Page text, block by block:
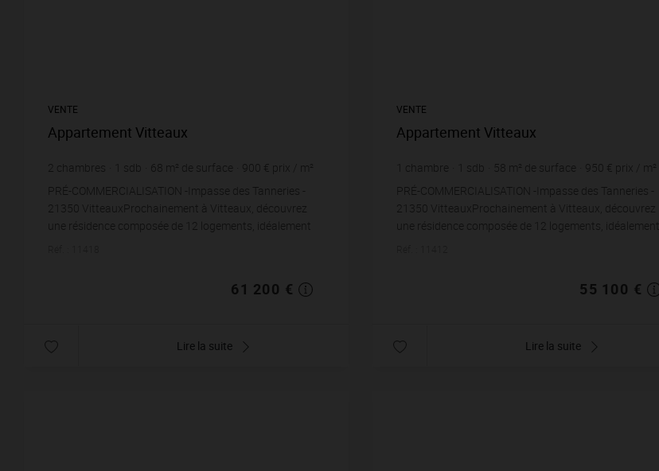
VENTE
Appartement Vitteaux
2 chambres sdb 68 m² de surface 900 € prix / m²
PRÉ-COMMERCIALISATION -Impasse des Tanneries -
21350 VitteauxProchainement à Vitteaux, découvrez
une résidence composée de 12 logements, idéalement
61 200 €
Lire la suite
VENTE
Appartement Vitteaux
chambre sdb 58 m² de surface 950 € prix / m²
PRÉ-COMMERCIALISATION -Impasse des Tanneries -
21350 VitteauxProchainement à Vitteaux, découvrez
une résidence composée de 12 logements, idéalement
55 100 €
Lire la suite